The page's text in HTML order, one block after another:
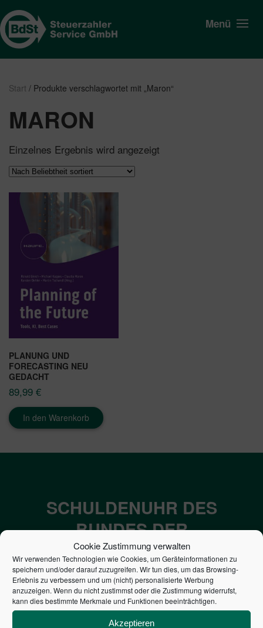
Cookie Zustimmung verwalten
Wir verwenden Technologien wie Cookies, um Geräteinformationen zu
speichern und/oder darauf zuzugreifen. Wir tun dies, um das Browsing-
Erlebnis zu verbessern und um (nicht) personalisierte Werbung
anzuzeigen. Wenn du nicht zustimmst oder die Zustimmung widerrufst,
kann dies bestimmte Merkmale und Funktionen beeinträchtigen.
Akzeptieren
Menü
Start / Produkte verschlagwortet mit „Maron“
MARON
Einzelnes Ergebnis wird angezeigt
PLANUNG UND
FORECASTING NEU
GEDACHT
89,99 €
In den Warenkorb
SCHULDENUHR DES
BUNDES DER
STEUERZAHLER
7,052€
NEUVERSCHULDUNG
PRO SEKUNDE